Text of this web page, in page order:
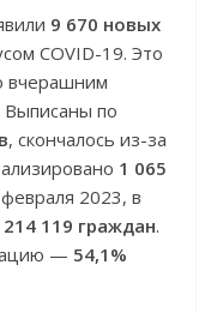
9 670 новых
COVID-19. Это
вчерашним
Выписаны по
, скончалось из-за
1 065
2023, в
214 119 граждан.
— 54,1%